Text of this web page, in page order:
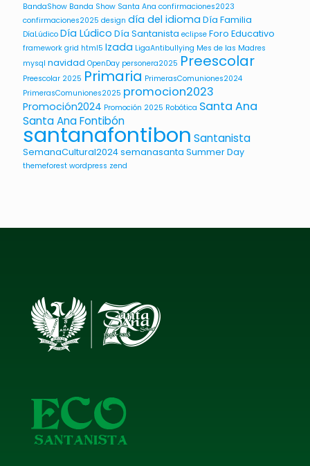
BandaShow Banda Show Santa Ana confirmaciones2023
confirmaciones2025 design día del idioma Día Familia
DíaLúdico Día Lúdico Día Santanista eclipse Foro Educativo
framework grid html5 Izada LigaAntibullying Mes de las Madres
mysql navidad OpenDay personera2025 Preescolar
Preescolar 2025 Primaria PrimerasComuniones2024
PrimerasComuniones2025 promocion2023
Promoción2024 Promoción 2025 Robótica Santa Ana
Santa Ana Fontibón
santanafontibon Santanista
SemanaCultural2024semanasanta Summer Day
themeforest wordpress zend